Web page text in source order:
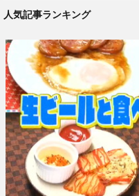
人気記事ランキング